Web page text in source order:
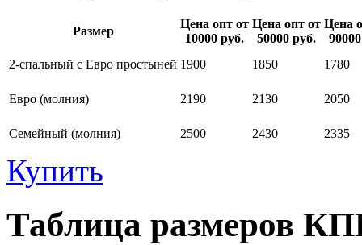
Размер
Цена опт от
10000 руб.
Цена опт от
50000 руб.
Цена
2-спальный с Евро простыней 1900 1850 1780
Евро (молния) 2190 2130 2050
Семейный (молния) 2500 2430 2335
Купить
Таблица размеров